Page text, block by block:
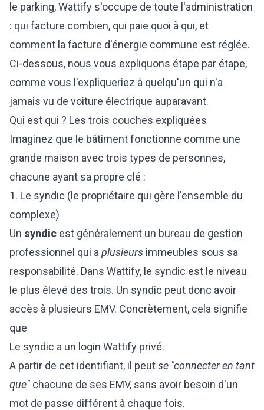
le parking, Wattify s'occupe de toute l'administration
: qui facture combien, qui paie quoi à qui, et
comment la facture d'énergie commune est réglée.
Ci-dessous, nous vous expliquons étape par étape,
comme vous l'expliqueriez à quelqu'un qui n'a
jamais vu de voiture électrique auparavant.
Qui est qui ? Les trois couches expliquées
Imaginez que le bâtiment fonctionne comme une
grande maison avec trois types de personnes,
chacune ayant sa propre clé :
1. Le syndic (le propriétaire qui gère l'ensemble du
complexe)
Un syndic est généralement un bureau de gestion
professionnel qui a plusieurs immeubles sous sa
responsabilité. Dans Wattify, le syndic est le niveau
le plus élevé des trois. Un syndic peut donc avoir
accès à plusieurs EMV. Concrètement, cela signifie
que
Le syndic a un login Wattify privé.
A partir de cet identifiant, il peutse "connecter en tant
que" chacune de ses EMV, sans avoir besoin d'un
mot de passe différent à chaque fois.